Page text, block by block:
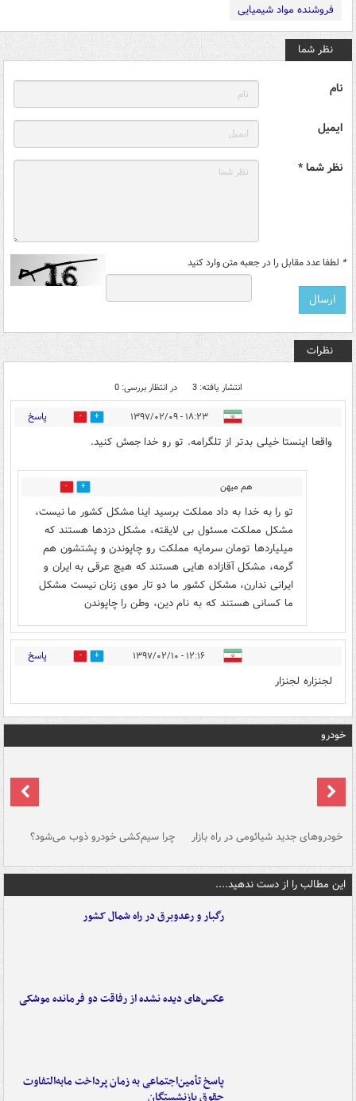
فروشنده مواد شیمیایی
نظر شما
نام
ایمیل
نظر شما *
* لطفا عدد مقابل را در جعبه متن وارد کنید
نظرات
انتشار یافته: 3 در انتظار بررسی: 0
۱۸:۲۳ - ۱۳۹۷/۰۲/۰۹ 33 پاسخ
واقعا اينستا خیلی بدتر از تلگرامه. تو رو خدا جمش کنید.
هم میهن 4
تو را به خدا به داد مملکت برسید اینا مشکل کشور ما نیست،
مشکل مملکت مسئول بی لایقته، مشکل دزدها هستند که
میلیاردها تومان سرمایه مملکت رو چاپوندن و پشتشون هم
گرمه، مشکل آقازاده هایی هستند که هیچ عرقی به ایران و
ایرانی ندارن، مشکل کشور ما دو تار موی زنان نیست مشکل
ما کسانی هستند که به نام دین، وطن را چاپوندن
۱۲:۱۶ - ۱۳۹۷/۰۲/۱۰ 2 پاسخ
لجنزاره لجنزار
خودرو
خودروهای جدید شیائومی در راه بازار چرا سیم‌کشی خودرو ذوب می‌شود؟
این مطالب را از دست ندهید....
رگبار و رعدوبرق در راه شمال کشور
عکس‌های دیده نشده از رفاقت دو فرمانده‌ موشکی
پاسخ تأمین‌اجتماعی به زمان پرداخت مابه‌التفاوت
حقوق بازنشستگان